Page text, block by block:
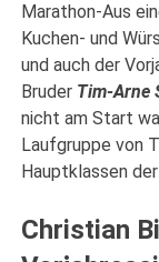
Marathon-Aus
Kuchen- und
und auch der
Bruder Tim-Arne
nicht am Start
Laufgruppe von
Hauptklassen
Christian